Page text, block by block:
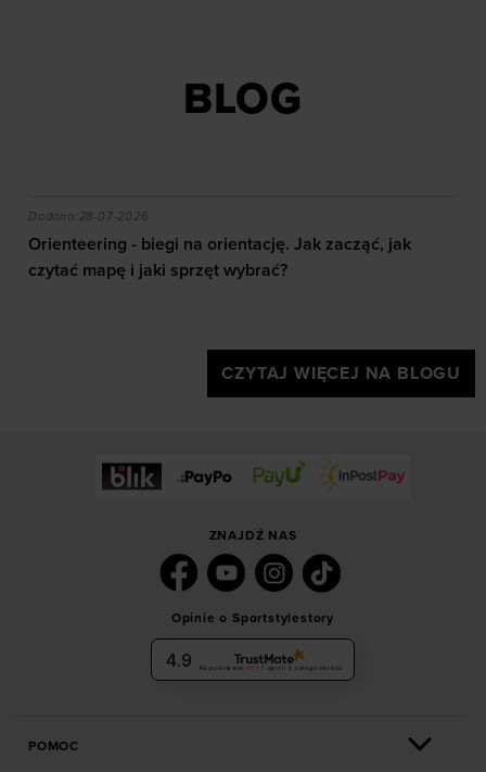
BLOG
efekty daje trening?
Orienteering - biegi na orientację. Jak zacząć, jak
Dodano:28-07-2026
Orienteering - biegi na orientację. Jak zacząć, jak
czytać mapę i jaki sprzęt wybrać?
CZYTAJ WIĘCEJ NA BLOGU
ZNAJDŹ NAS
Opinie o Sportstylestory
4.9 Na podstawie 6036 opinii z całego okresu
POMOC